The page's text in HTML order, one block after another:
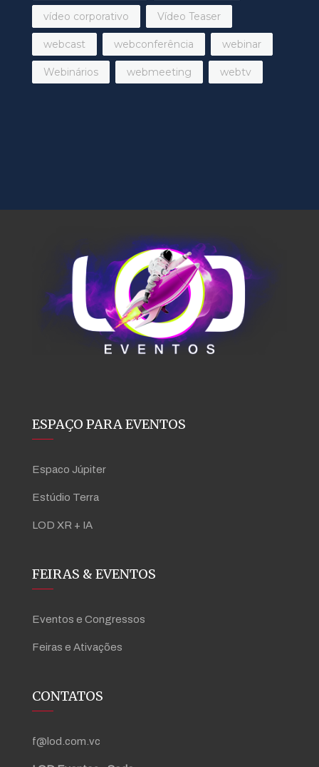
vídeo corporativo Vídeo Teaser
webcast webconferência webinar
Webinários webmeeting webtv
ESPAÇO PARA EVENTOS
Espaco Júpiter
Estúdio Terra
LOD XR + IA
FEIRAS & EVENTOS
Eventos e Congressos
Feiras e Ativações
CONTATOS
f@lod.com.vc